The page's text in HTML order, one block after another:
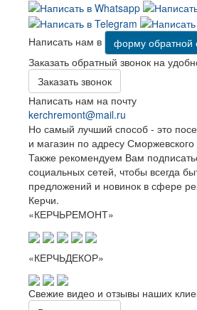
Написать нам в
форму обратной
Заказать обратный звонок на
Заказать звонок
Написать нам на почту
kerchremont@mail.ru
Но самый лучший способ - это
и магазин по адресу Сморжевского
Также рекомендуем Вам
социальных сетей, чтобы всегда
предложений и новинок в сфере
Керчи.
«КЕРЧЬРЕМОНТ»
«КЕРЧЬДЕКОР»
Свежие видео и отзывы наших